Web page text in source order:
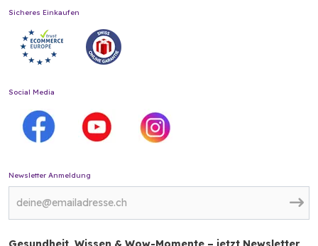
Sicheres Einkaufen
Social Media
Newsletter Anmeldung